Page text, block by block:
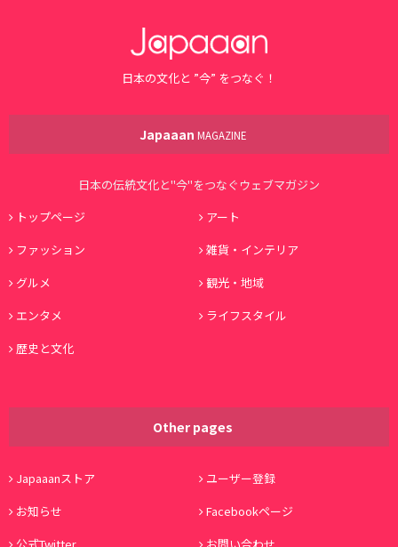
日本の文化と ”今” をつなぐ！
Japaaan MAGAZINE
日本の伝統文化と"今"をつなぐウェブマガジン
トップページ
アート
ファッション
雑貨・インテリア
グルメ
観光・地域
エンタメ
ライフスタイル
歴史と文化
Other pages
Japaaanストア
ユーザー登録
お知らせ
Facebookページ